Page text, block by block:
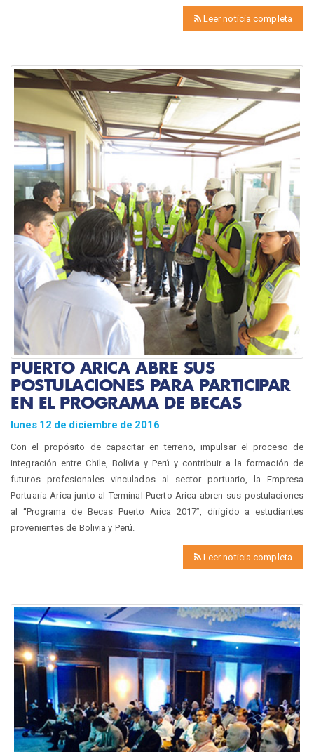
Leer noticia completa
PUERTO ARICA ABRE SUS
POSTULACIONES PARA PARTICIPAR
EN EL PROGRAMA DE BECAS
lunes 12 de diciembre de 2016
Con el propósito de capacitar en terreno, impulsar el proceso de
integración entre Chile, Bolivia y Perú y contribuir a la formación de
futuros profesionales vinculados al sector portuario, la Empresa
Portuaria Arica junto al Terminal Puerto Arica abren sus postulaciones
al “Programa de Becas Puerto Arica 2017”, dirigido a estudiantes
provenientes de Bolivia y Perú.
Leer noticia completa